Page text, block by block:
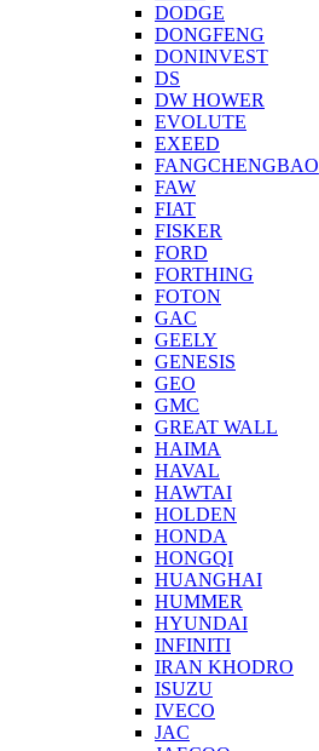
DODGE
DONGFENG
DONINVEST
DS
DW HOWER
EVOLUTE
EXEED
FANGCHENGBAO
FAW
FIAT
FISKER
FORD
FORTHING
FOTON
GAC
GEELY
GENESIS
GEO
GMC
GREAT WALL
HAIMA
HAVAL
HAWTAI
HOLDEN
HONDA
HONGQI
HUANGHAI
HUMMER
HYUNDAI
INFINITI
IRAN KHODRO
ISUZU
IVECO
JAC